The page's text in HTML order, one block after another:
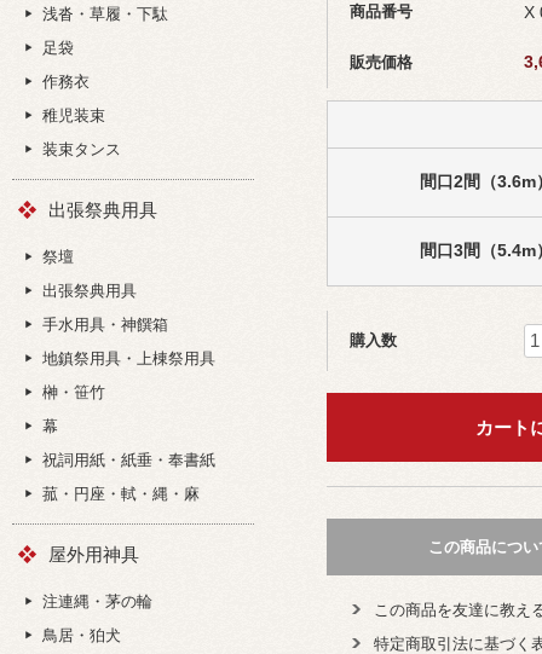
商品番号 X
販売価格
間口2間（3.6m
間口3間（5.4m
購入数
この商品につ
この商品を友達に教え
特定商取引法に基づく
浅沓・草履・下駄
足袋
作務衣
稚児装束
装束タンス
出張祭典用具
祭壇
出張祭典用具
手水用具・神饌箱
地鎮祭用具・上棟祭用具
榊・笹竹
幕
祝詞用紙・紙垂・奉書紙
菰・円座・軾・縄・麻
屋外用神具
注連縄・茅の輪
鳥居・狛犬